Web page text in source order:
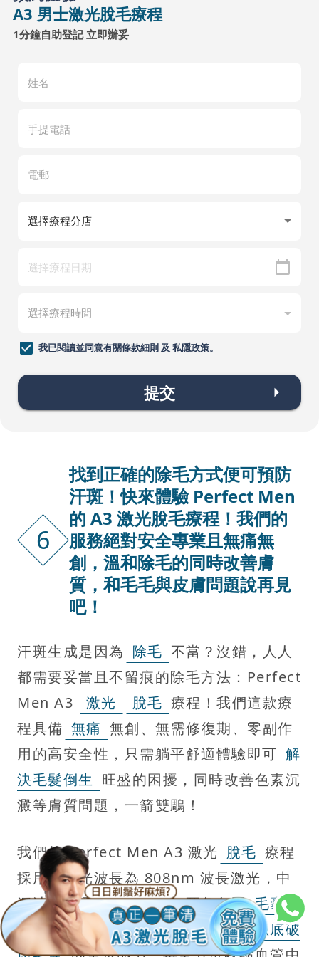
A3 男士激光脫毛療程
1分鐘自助登記 立即辦妥
我已閱讀並同意有關條款細則及 私隱政策。
提交
6
找到正確的除毛方式便可預防
汗斑！快來體驗 Perfect Men
的 A3 激光脫毛療程！我們的
服務絕對安全專業且無痛無
創，溫和除毛的同時改善膚
質，和毛毛與皮膚問題說再見
吧！
汗斑生成是因為 除毛 不當？沒錯，人人
都需要妥當且不留痕的除毛方法：Perfect
Men A3
激光 脫毛 療程！我們這款療
程具備 無痛 無創、無需修復期、零副作
用的高安全性，只需躺平舒適體驗即可 解
決毛髮倒生 旺盛的困擾，同時改善色素沉
澱等膚質問題，一箭雙鵰！
我們的 Perfect Men A3 激光 脫毛 療程
採用的激光波長為 808nm 波長激光，中
深波長深透性極強，可無死角包圍 毛囊
根部追蹤毛囊黑色素，以光熱效應 徹底破